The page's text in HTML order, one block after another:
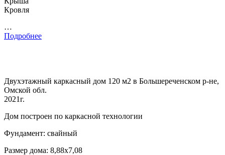
Кровля
…
Подробнее
Двухэтажный каркасный дом 120 м2 в Большереченском р-не,
Омской обл.
2021г.
Дом построен по каркасной технологии
Фундамент: свайный
Размер дома: 8,88х7,08